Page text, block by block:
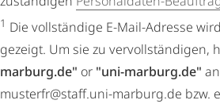
1 Die vollständige E-Mail-Adresse
gezeigt. Um sie zu vervollständigen,
marburg.de" or "uni-marburg.de"
musterfr@staff.uni-marburg.de bzw.